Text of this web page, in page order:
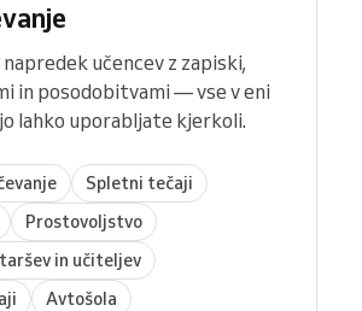
učencev z zapiski,
in posodobitvami — vse v eni
lahko uporabljate kjerkoli.
Spletni tečaji
Prostovoljstvo
in učiteljev
Avtošola